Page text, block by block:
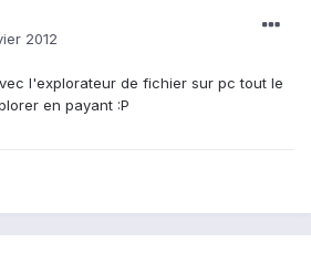
2012
l'explorateur de fichier sur pc tout le
en payant :P